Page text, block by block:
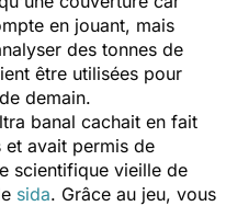
en jouant, mais
des tonnes de
être utilisées pour
demain.
banal cachait en fait
avait permis de
scientifique vieille de
sida. Grâce au jeu, vous